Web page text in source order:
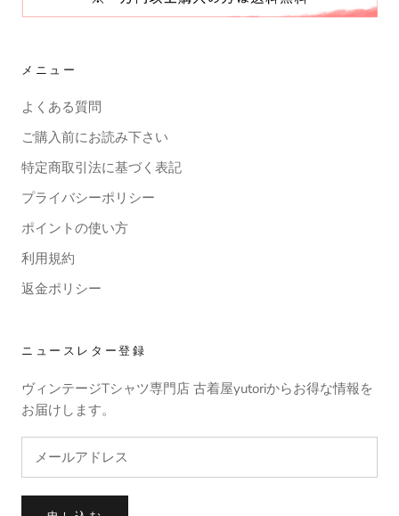
メニュー
よくある質問
ご購入前にお読み下さい
特定商取引法に基づく表記
プライバシーポリシー
ポイントの使い方
利用規約
返金ポリシー
ニュースレター登録
ヴィンテージTシャツ専門店 古着屋yutoriからお得な情報を
お届けします。